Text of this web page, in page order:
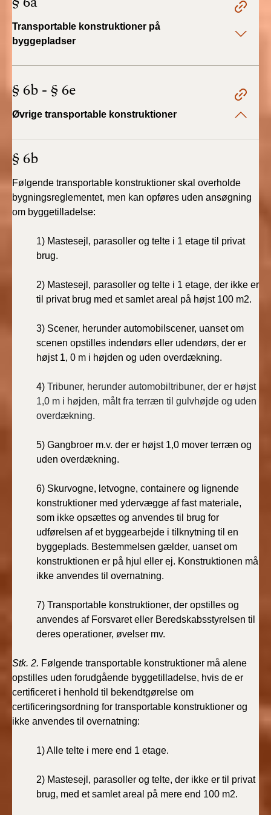
2022)
BR18 (1/1 - 30/6
2022)
2021)
BR18 (1/1-29/6
BR18 (1/7-31/12
BR18 (10/3-30/6
2020)
BR18 (1/1-9/3 2020)
BR18 (4/7-31/12
2019)
BR18 (1/1-4/7 2019)
BR18 (1/7-31/12
2018)
BR18 (1/1-30/6
2018)
Transportable konstruktioner på
byggepladser
§ 6b - § 6e
Øvrige transportable konstruktioner
§ 6b
Følgende transportable konstruktioner skal overholde
bygningsreglementet, men kan opføres uden ansøgning
om byggetilladelse:
1) Mastesejl, parasoller og telte i 1 etage til privat
brug.
2) Mastesejl, parasoller og telte i 1 etage, der ikke er
til privat brug med et samlet areal på højst 100 m2.
3) Scener, herunder automobilscener, uanset om
scenen opstilles indendørs eller udendørs, der er
højst 1, 0 m i højden og uden overdækning.
4) Tribuner, herunder automobiltribuner, der er højst
1,0 m i højden, målt fra terræn til gulvhøjde og uden
overdækning.
5) Gangbroer m.v. der er højst 1,0 mover terræn og
uden overdækning.
6) Skurvogne, letvogne, containere og lignende
konstruktioner med ydervægge af fast materiale,
som ikke opsættes og anvendes til brug for
udførelsen af et byggearbejde i tilknytning til en
byggeplads. Bestemmelsen gælder, uanset om
konstruktionen er på hjul eller ej. Konstruktionen må
ikke anvendes til overnatning.
7) Transportable konstruktioner, der opstilles og
anvendes af Forsvaret eller Beredskabsstyrelsen til
deres operationer, øvelser mv.
Stk. 2. Følgende transportable konstruktioner må alene
opstilles uden forudgående byggetilladelse, hvis de er
certificeret i henhold til bekendtgørelse om
certificeringsordning for transportable konstruktioner og
ikke anvendes til overnatning:
1) Alle telte i mere end 1 etage.
2) Mastesejl, parasoller og telte, der ikke er til privat
brug, med et samlet areal på mere end 100 m2.